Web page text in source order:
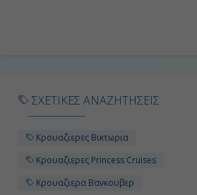
ΣΧΕΤΙΚΕΣ ΑΝΑΖΗΤΗΣΕΙΣ
Κρουαζιερες Βικτωρια
Κρουαζιερες Princess Cruises
Κρουαζιερα Βανκουβερ